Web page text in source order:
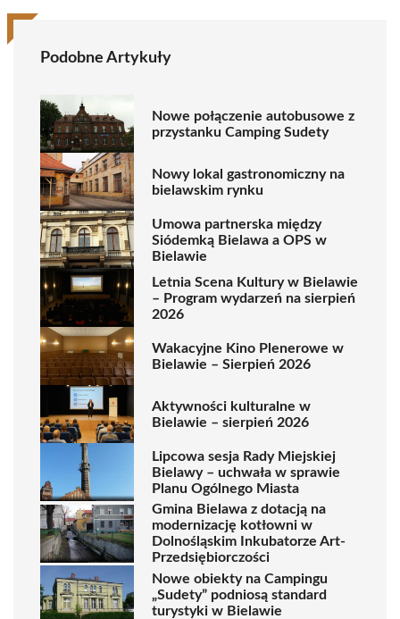
Podobne Artykuły
Nowe połączenie autobusowe z
przystanku Camping Sudety
Nowy lokal gastronomiczny na
bielawskim rynku
Umowa partnerska między
Siódemką Bielawa a OPS w
Bielawie
Letnia Scena Kultury w Bielawie
– Program wydarzeń na sierpień
2026
Wakacyjne Kino Plenerowe w
Bielawie – Sierpień 2026
Aktywności kulturalne w
Bielawie – sierpień 2026
Lipcowa sesja Rady Miejskiej
Bielawy – uchwała w sprawie
Planu Ogólnego Miasta
Gmina Bielawa z dotacją na
modernizację kotłowni w
Dolnośląskim Inkubatorze Art-
Przedsiębiorczości
Nowe obiekty na Campingu
„Sudety” podniosą standard
turystyki w Bielawie